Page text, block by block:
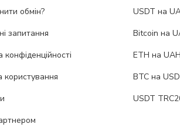
обмін?
запитання
конфіденційності
користування
USDT на
Bitcoin на
ETH на UAH
BTC на USD
USDT